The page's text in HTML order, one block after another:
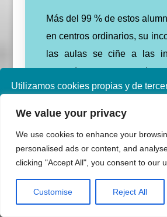
Utilizamos cookies propias y de
navegando, consideramos que
política de cookies consulte nuestra
privacidad
We value your privacy
We use cookies to enhance your
personalised ads or content, and
clicking "Accept All", you consent to our
Customise Reject All
Más del 99 % de estos
en centros ordinarios, su
las aulas se ciñe a las
marcadas por cada
autónoma.
Para que los alumnos
un rendimiento escolar
necesario que
material adaptado
apuntes o
Share This